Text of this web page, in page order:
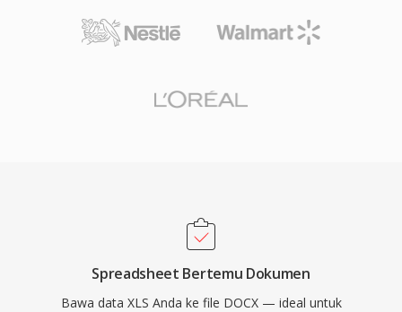
Spreadsheet Bertemu Dokumen
Bawa data XLS Anda ke file DOCX — ideal untuk